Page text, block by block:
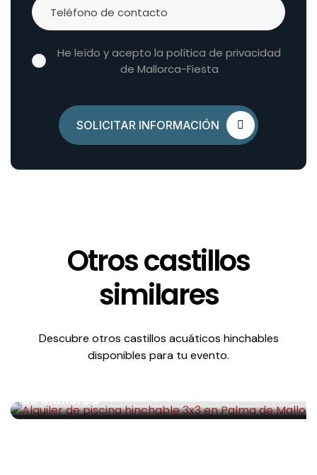
He leído y acepto la política de privacidad
de Mallorca-Fiesta
SOLICITAR INFORMACIÓN
Otros castillos
similares
Descubre otros castillos acuáticos hinchables
disponibles para tu evento.
de Mallorca